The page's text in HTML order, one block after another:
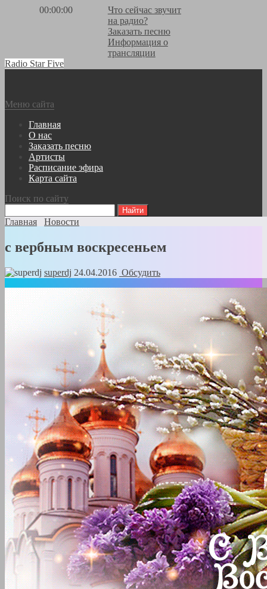
00:00:00
Что сейчас звучит
на радио?
Заказать песню
Информация о
трансляции
Radio Star Five
Меню сайта
Главная
О нас
Заказать песню
Артисты
Расписание эфира
Карта сайта
Поиск по сайту
Главная Новости
с вербным воскресеньем
superdj 24.04.2016 Обсудить